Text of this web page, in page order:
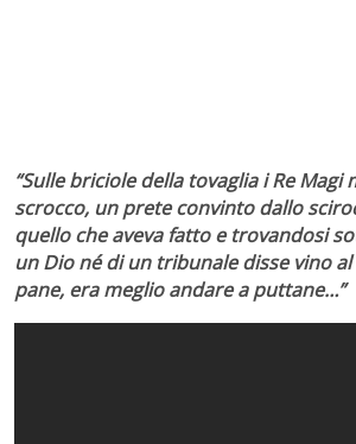
“Sulle briciole della tovaglia i Re Magi
scrocco, un prete convinto dallo
quello che aveva fatto e trovandosi
un Dio né di un tribunale disse vino
pane, era meglio andare a puttane…”